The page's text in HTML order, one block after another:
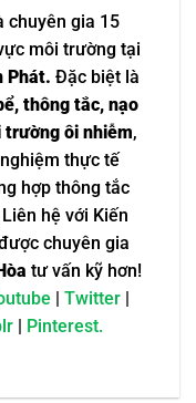
chuyên gia 15
môi trường tại
Phát. Đặc biệt là
thông tắc, nạo
trường ôi nhiễm,
thực tế
hợp thông tắc
hệ với Kiến
chuyên gia
tư vấn kỹ hơn!
| Twitter |
| Pinterest.